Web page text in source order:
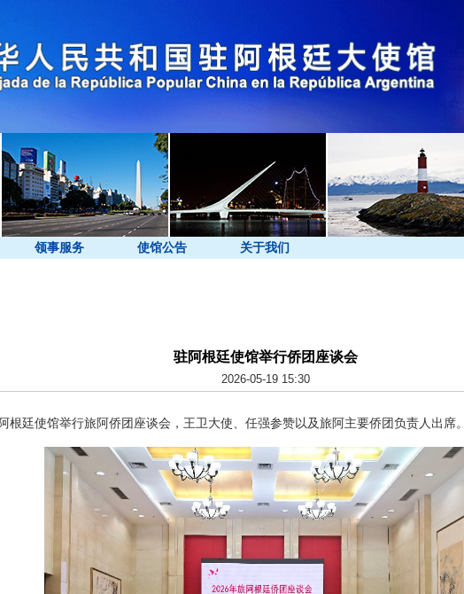
领事服务 使馆公告 关于我们
驻阿根廷使馆举行侨团座谈会
2026-05-19 15:30
根廷使馆举行旅阿侨团座谈会，王卫大使、任强参赞以及旅阿主要侨团负责人出席